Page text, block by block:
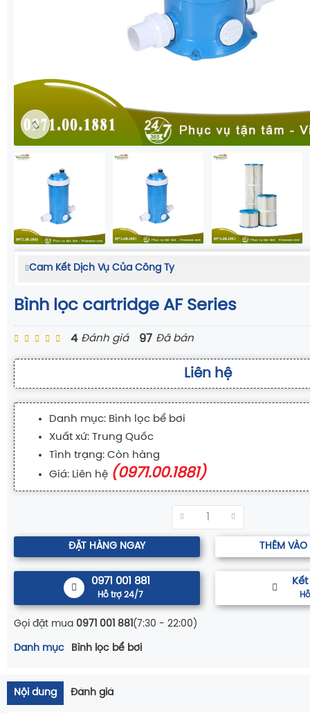
Cam Kết Dịch Vụ Của Công Ty
Bình lọc cartridge AF Series
4 Đánh giá 97 Đã bán
Liên hệ
Danh mục: Bình lọc bể bơi
Xuất xứ: Trung Quốc
Tình trạng: Còn hàng
Giá: Liên hệ (0971.00.1881)
ĐẶT HÀNG NGAY THÊM
0971 001 881
Hỗ trợ 24/7
Gọi đặt mua 0971 001 881 (7:30 - 22:00)
Danh mục Bình lọc bể bơi
Nội dung Đánh giá